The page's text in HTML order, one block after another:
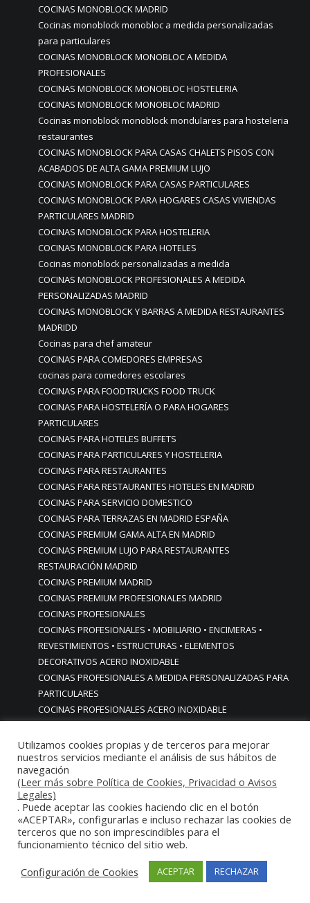
COCINAS MONOBLOCK MADRID
Cocinas monoblock monobloc a medida personalizadas
para particulares
COCINAS MONOBLOCK MONOBLOC A MEDIDA
PROFESIONALES
COCINAS MONOBLOCK MONOBLOC HOSTELERIA
COCINAS MONOBLOCK MONOBLOC MADRID
Cocinas monoblock monoblock mondulares para hosteleria
restaurantes
COCINAS MONOBLOCK PARA CASAS CHALETS PISOS CON
ACABADOS DE ALTA GAMA PREMIUM LUJO
COCINAS MONOBLOCK PARA CASAS PARTICULARES
COCINAS MONOBLOCK PARA HOGARES CASAS VIVIENDAS
PARTICULARES MADRID
COCINAS MONOBLOCK PARA HOSTELERIA
COCINAS MONOBLOCK PARA HOTELES
Cocinas monoblock personalizadas a medida
COCINAS MONOBLOCK PROFESIONALES A MEDIDA
PERSONALIZADAS MADRID
COCINAS MONOBLOCK Y BARRAS A MEDIDA RESTAURANTES
MADRIDD
Cocinas para chef amateur
COCINAS PARA COMEDORES EMPRESAS
cocinas para comedores escolares
COCINAS PARA FOODTRUCKS FOOD TRUCK
COCINAS PARA HOSTELERÍA O PARA HOGARES
PARTICULARES
COCINAS PARA HOTELES BUFFETS
COCINAS PARA PARTICULARES Y HOSTELERIA
COCINAS PARA RESTAURANTES
COCINAS PARA RESTAURANTES HOTELES EN MADRID
COCINAS PARA SERVICIO DOMESTICO
COCINAS PARA TERRAZAS EN MADRID ESPAÑA
COCINAS PREMIUM GAMA ALTA EN MADRID
COCINAS PREMIUM LUJO PARA RESTAURANTES
RESTAURACIÓN MADRID
COCINAS PREMIUM MADRID
COCINAS PREMIUM PROFESIONALES MADRID
COCINAS PROFESIONALES
COCINAS PROFESIONALES • MOBILIARIO • ENCIMERAS •
REVESTIMIENTOS • ESTRUCTURAS • ELEMENTOS
DECORATIVOS ACERO INOXIDABLE
COCINAS PROFESIONALES A MEDIDA PERSONALIZADAS PARA
PARTICULARES
COCINAS PROFESIONALES ACERO INOXIDABLE
COCINAS PROFESIONALES HORECA
COCINAS PROFESIONALES HOSTELERÍA MADRID
Cocinas profesionales industriales monoblock a medida
personalizadas
Cocinas profesionales industriales monoblock a medida
personalizadasCocinas profesionales industriales
monoblock a medida personalizadas
cocinas profesionales industriales para casas chalets
particulares urbanizaciones lujo madrid reformas cocinas
COCINAS PROFESIONALES INDUSTRIALES PARA HOGARES
ACABADOS ALTA GAMA LUJO
Utilizamos cookies propias y de terceros para mejorar
nuestros servicios mediante el análisis de sus hábitos de
navegación
(Leer más sobre Política de Cookies, Privacidad o Avisos
Legales)
. Puede aceptar las cookies haciendo clic en el botón
«ACEPTAR», configurarlas e incluso rechazar las cookies de
terceros que no son imprescindibles para el
funcionamiento técnico del sitio web.
Configuración de Cookies
ACEPTAR RECHAZAR